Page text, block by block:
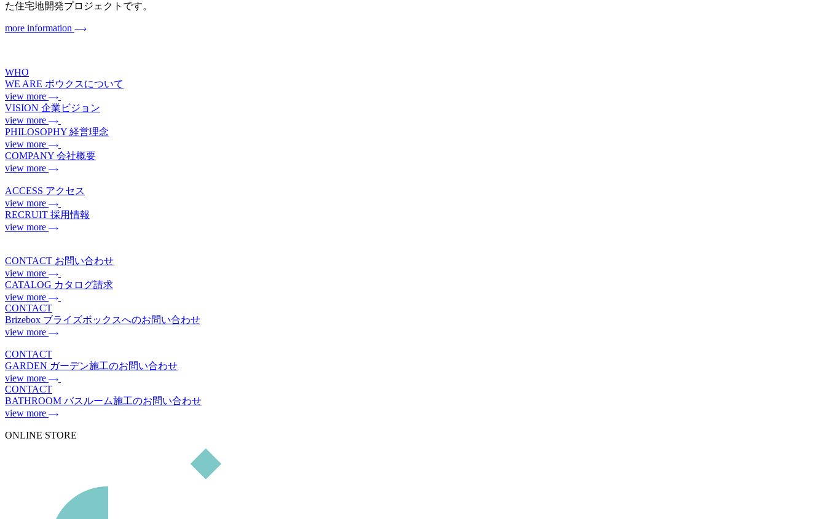
た住宅地開発プロジェクトです。
more information
WHO
WE ARE ボウクスについて
view more
VISION 企業ビジョン
view more
PHILOSOPHY 経営理念
view more
COMPANY 会社概要
view more
ACCESS アクセス
view more
RECRUIT 採用情報
view more
CONTACT お問い合わせ
view more
CATALOG カタログ請求
view more
CONTACT
Brizebox ブライズボックスへのお問い合わせ
view more
CONTACT
GARDEN ガーデン施工のお問い合わせ
view more
CONTACT
BATHROOM バスルーム施工のお問い合わせ
view more
ONLINE STORE